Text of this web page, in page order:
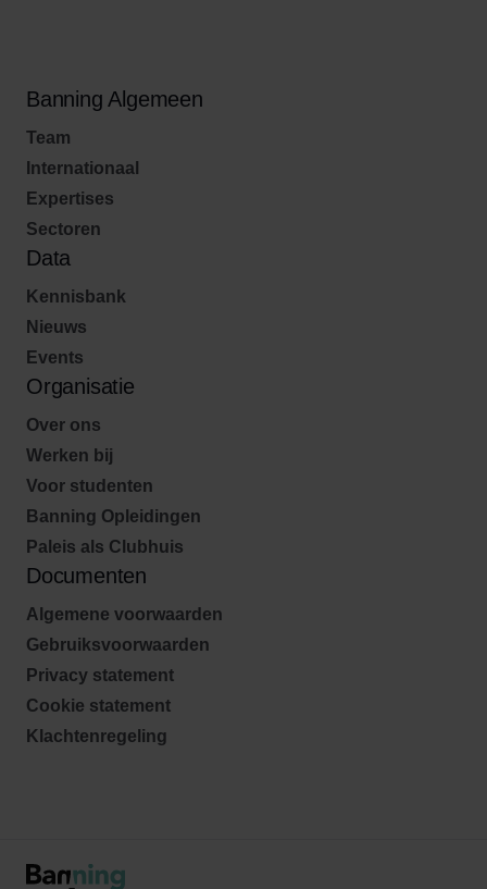
Banning Algemeen
Team
Internationaal
Expertises
Sectoren
Data
Kennisbank
Nieuws
Events
Organisatie
Over ons
Werken bij
Voor studenten
Banning Opleidingen
Paleis als Clubhuis
Documenten
Algemene voorwaarden
Gebruiksvoorwaarden
Privacy statement
Cookie statement
Klachtenregeling